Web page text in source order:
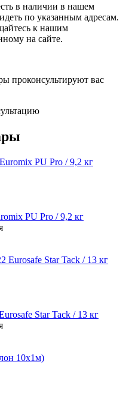
в наличии в нашем
по указанным адресам.
к нашим
на сайте.
проконсультируют вас
PU Pro / 9,2 кг
Star Tack / 13 кг